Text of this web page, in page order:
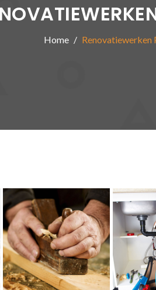
Home Renovatiewerken